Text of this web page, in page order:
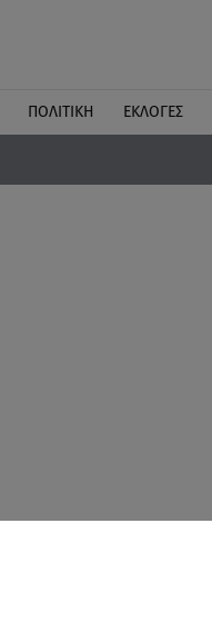
ΠΟΛΙΤΙΚΗ ΕΚΛΟΓΕΣ